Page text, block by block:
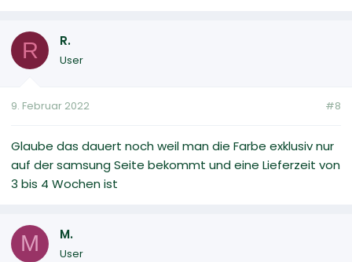
R R.
User
9. Februar 2022 #8
Glaube das dauert noch weil man die Farbe exklusiv nur
auf der samsung Seite bekommt und eine Lieferzeit von
3 bis 4 Wochen ist
M M.
User